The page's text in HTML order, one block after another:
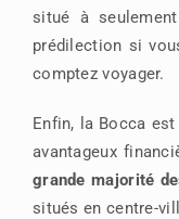
situé à
prédilection si
comptez voyager.
Enfin, la Bocca
avantageux
grande majorité
situés en centre-